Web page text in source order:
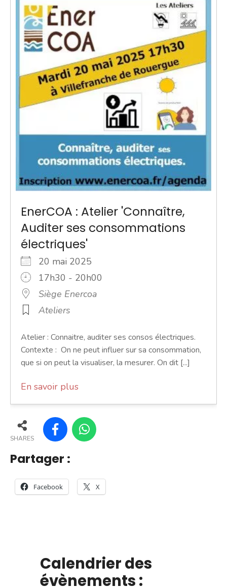
EnerCOA : Atelier 'Connaître,
Auditer ses consommations
électriques'
20 mai 2025
17h30 - 20h00
Siège Enercoa
Ateliers
Atelier : Connaitre, auditer ses consos électriques.
Contexte : On ne peut influer sur sa consommation,
que si on peut la visualiser, la mesurer. On dit [...]
En savoir plus
SHARES
Partager :
Facebook X
Calendrier des
évènements :